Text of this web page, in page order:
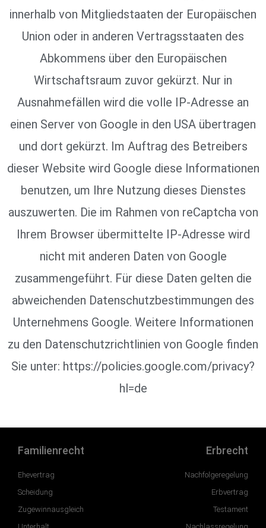
innerhalb von Mitgliedstaaten der Europäischen
Union oder in anderen Vertragsstaaten des
Abkommens über den Europäischen
Wirtschaftsraum zuvor gekürzt. Nur in
Ausnahmefällen wird die volle IP-Adresse an
einen Server von Google in den USA übertragen
und dort gekürzt. Im Auftrag des Betreibers
dieser Website wird Google diese Informationen
benutzen, um Ihre Nutzung dieses Dienstes
auszuwerten. Die im Rahmen von reCaptcha von
Ihrem Browser übermittelte IP-Adresse wird
nicht mit anderen Daten von Google
zusammengeführt. Für diese Daten gelten die
abweichenden Datenschutzbestimmungen des
Unternehmens Google. Weitere Informationen
zu den Datenschutzrichtlinien von Google finden
Sie unter: https://policies.google.com/privacy?
hl=de
Familienrecht
Ehevertrag
Scheidung
Zugewinnausgleich
Erbrecht
Nachfolgeregelung
Erbvertrag
Testament